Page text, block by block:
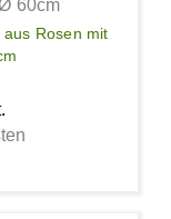
Rosen mit